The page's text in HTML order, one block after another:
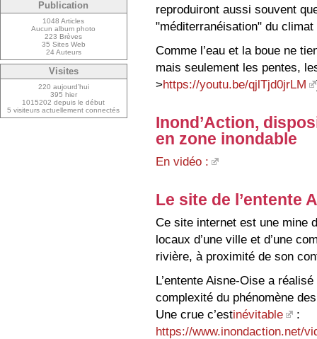
reproduiront aussi souvent
"méditerranéisation" du climat
Comme l’eau et la boue ne
mais seulement les pentes,
>https://youtu.be/qjlTjd0jrLM
Inond’Action,
en zone inondable
En vidéo :
Le site de l’entente
Ce site internet est une mine
locaux d’une ville et d’une
rivière, à proximité de son
L’entente Aisne-Oise a
complexité du phénomène
Une crue c’estinévitable
:
https://www.inondaction.net/
Publication
1048 Articles
Aucun album photo
223 Brèves
35 Sites Web
24 Auteurs
Visites
220 aujourd’hui
395 hier
1015202 depuis le début
5 visiteurs actuellement connectés